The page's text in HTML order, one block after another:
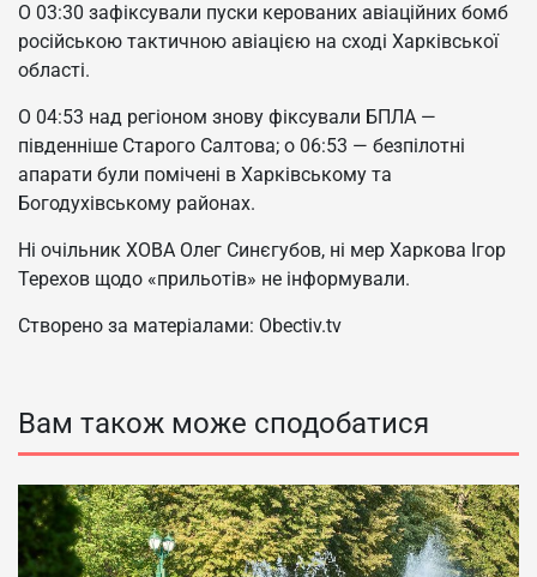
О 03:30 зафіксували пуски керованих авіаційних бомб
російською тактичною авіацією на сході Харківської
області.
О 04:53 над регіоном знову фіксували БПЛА —
південніше Старого Салтова; о 06:53 — безпілотні
апарати були помічені в Харківському та
Богодухівському районах.
Ні очільник ХОВА Олег Синєгубов, ні мер Харкова Ігор
Терехов щодо «прильотів» не інформували.
Створено за матеріалами: Obectiv.tv
Вам також може сподобатися